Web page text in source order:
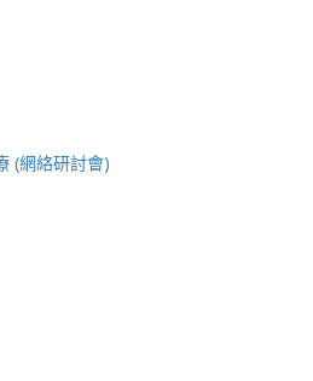
(網絡研討會)